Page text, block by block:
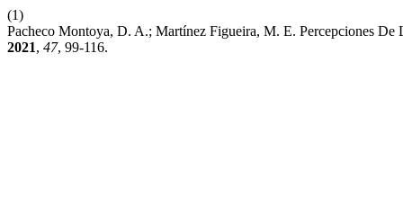
(1)
Pacheco Montoya, D. A.; Martínez Figueira, M. E. Percepciones
2021, 47, 99-116.